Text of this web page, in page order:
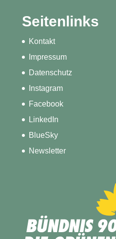
Seitenlinks
Kontakt
Impressum
Datenschutz
Instagram
Facebook
LinkedIn
BlueSky
Newsletter